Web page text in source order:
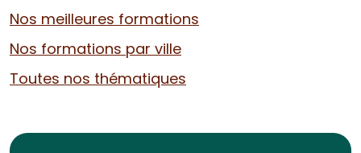
Nos meilleures formations
Nos formations par ville
Toutes nos thématiques